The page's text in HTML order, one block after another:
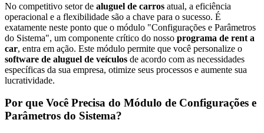
No competitivo setor de aluguel de carros atual, a eficiência
operacional e a flexibilidade são a chave para o sucesso. É
exatamente neste ponto que o módulo "Configurações e Parâmetros
do Sistema", um componente crítico do nosso programa de rent a
car, entra em ação. Este módulo permite que você personalize o
software de aluguel de veículos de acordo com as necessidades
específicas da sua empresa, otimize seus processos e aumente sua
lucratividade.
Por que Você Precisa do Módulo de Configurações e
Parâmetros do Sistema?